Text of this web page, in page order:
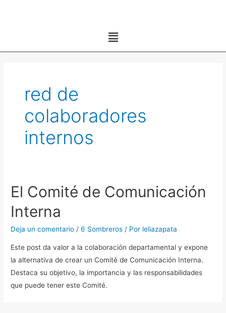
Menú
red de
colaboradores
internos
El Comité de Comunicación
Interna
Deja un comentario /6 Sombreros / Por leliazapata
Este post da valor a la colaboración departamental y expone
la alternativa de crear un Comité de Comunicación Interna.
Destaca su objetivo, la importancia y las responsabilidades
que puede tener este Comité.